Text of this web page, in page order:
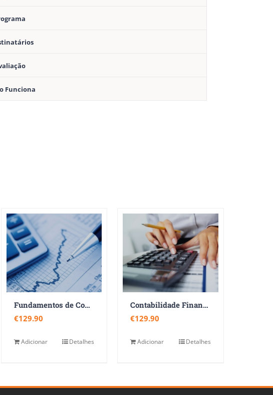
Funciona
Fundamentos de Contabilidade
€129.90
Adicionar Detalhes
Contabilidade Financeira
€129.90
Adicionar Detalhes